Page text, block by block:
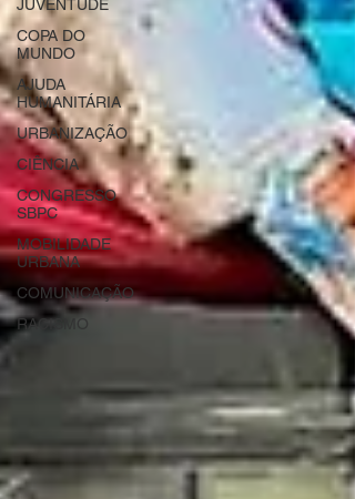
JUVENTUDE
COPA DO
MUNDO
AJUDA
HUMANITÁRIA
URBANIZAÇÃO
CIÊNCIA
CONGRESSO
SBPC
MOBILIDADE
URBANA
COMUNICAÇÃO
RACISMO